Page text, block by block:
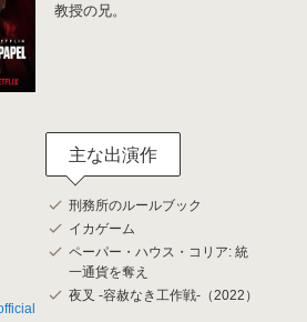
教授の兄。
主な出演作
刑務所のルールブック
イカゲーム
ペーパー・ハウス・コリア: 統
一通貨を奪え
夜叉 -容赦なき工作戦-（2022）